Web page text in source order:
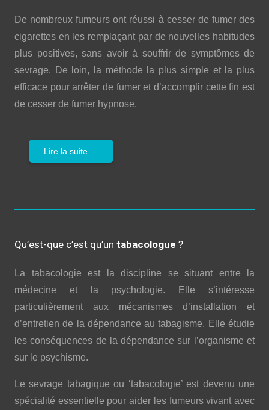
De nombreux fumeurs ont réussi à cesser de fumer des
cigarettes en les remplaçant par de nouvelles habitudes
plus positives, sans avoir à souffrir de symptômes de
sevrage. De loin, la méthode la plus simple et la plus
efficace pour arrêter de fumer et d’accomplir cette fin est
de cesser de fumer hypnose.
Lire la suite …
Qu’est-que c’est qu’un tabacologue ?
La tabacologie est la discipline se situant entre la
médecine et la psychologie. Elle s’intéresse
particulièrement aux mécanismes d’installation et
d’entretien de la dépendance au tabagisme. Elle étudie
les conséquences de la dépendance sur l’organisme et
sur le psychisme.
Le sevrage tabagique ou ‘tabacologie’ est devenu une
spécialité essentielle pour aider les fumeurs vivant avec